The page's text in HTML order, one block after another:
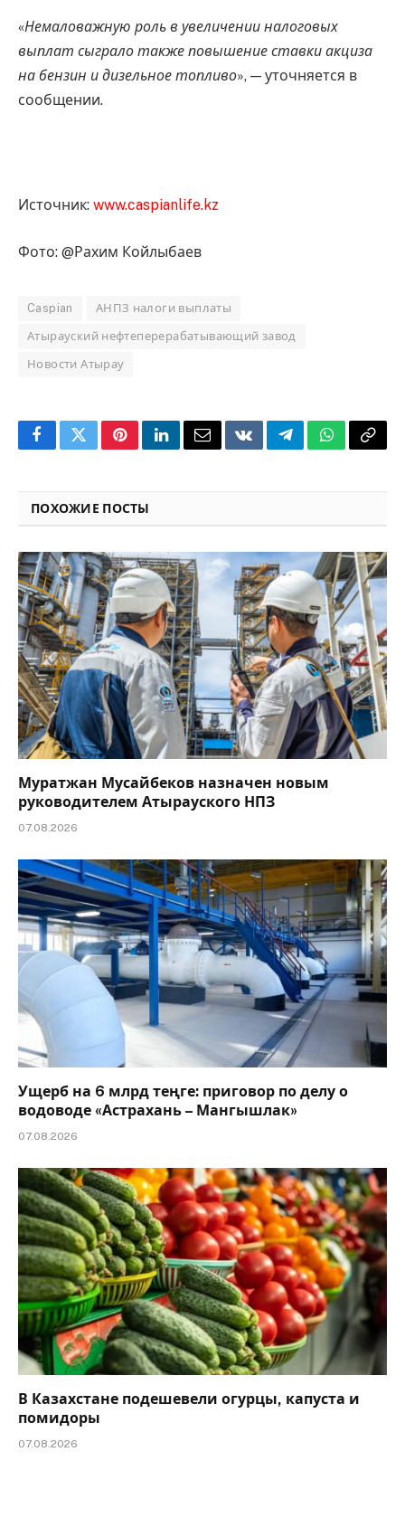
«Немаловажную роль в увеличении налоговых
выплат сыграло также повышение ставки акциза
на бензин и дизельное топливо», — уточняется в
сообщении.
Источник: www.caspianlife.kz
Фото: @Рахим Койлыбаев
Caspian АНПЗ налоги выплаты
Атырауский нефтеперерабатывающий завод
Новости Атырау
FacebookTwitterPinterestLinkedInEmailVKontakteTelegramWhatsApp
Copy
ПОХОЖИЕ ПОСТЫ
Муратжан Мусайбеков назначен новым
руководителем Атырауского НПЗ
07.08.2026
Ущерб на 6 млрд теңге: приговор по делу о
водоводе «Астрахань – Мангышлак»
07.08.2026
В Казахстане подешевели огурцы, капуста и
помидоры
07.08.2026